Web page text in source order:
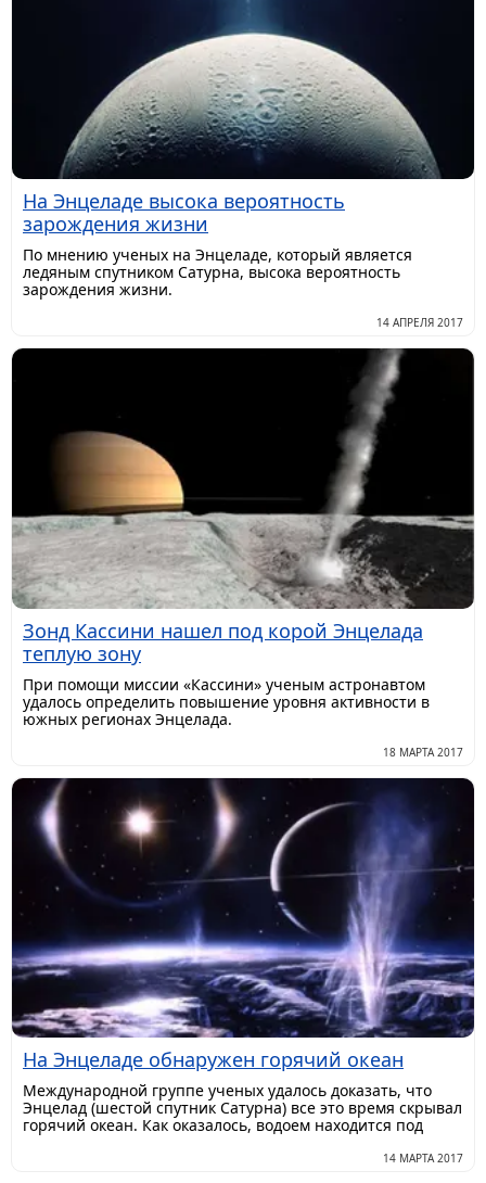
На Энцеладе высока вероятность
зарождения жизни
По мнению ученых на Энцеладе, который является
ледяным спутником Сатурна, высока вероятность
зарождения жизни.
14 АПРЕЛЯ 2017
Зонд Кассини нашел под корой Энцелада
теплую зону
При помощи миссии «Кассини» ученым астронавтом
удалось определить повышение уровня активности в
южных регионах Энцелада.
18 МАРТА 2017
На Энцеладе обнаружен горячий океан
Международной группе ученых удалось доказать, что
Энцелад (шестой спутник Сатурна) все это время скрывал
горячий океан. Как оказалось, водоем находится под
14 МАРТА 2017